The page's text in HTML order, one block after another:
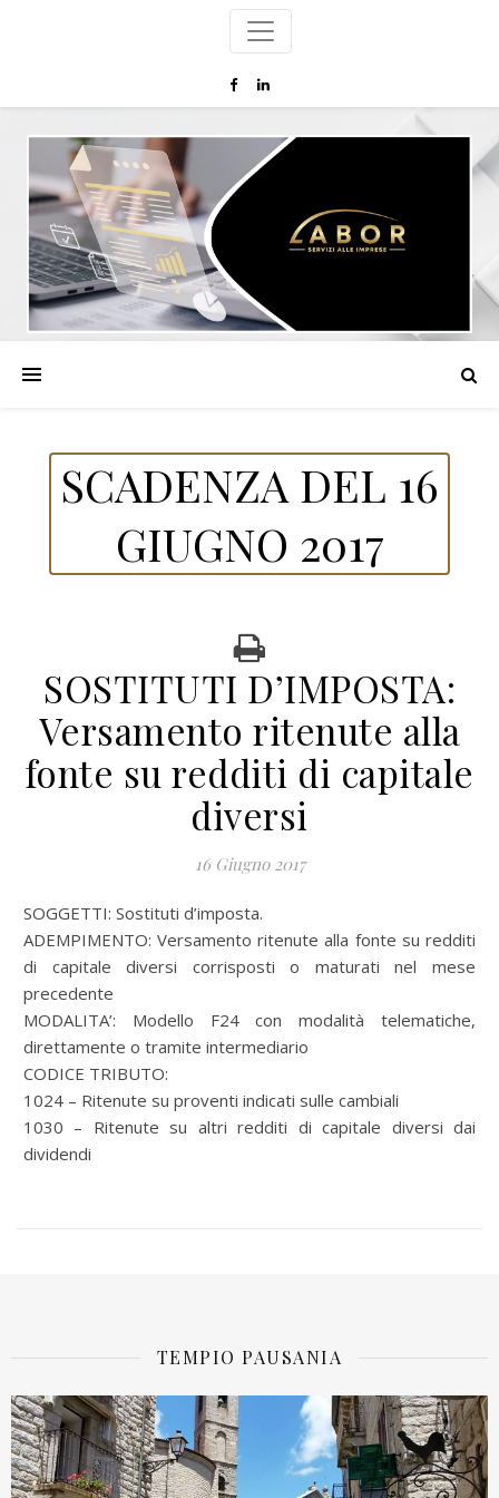
SCADENZA DEL 16
GIUGNO 2017
SOSTITUTI D’IMPOSTA:
Versamento ritenute alla
fonte su redditi di capitale
diversi
16 Giugno 2017
SOGGETTI: Sostituti d’imposta.
ADEMPIMENTO: Versamento ritenute alla fonte su redditi
di capitale diversi corrisposti o maturati nel mese
precedente
MODALITA’: Modello F24 con modalità telematiche,
direttamente o tramite intermediario
CODICE TRIBUTO:
1024 – Ritenute su proventi indicati sulle cambiali
1030 – Ritenute su altri redditi di capitale diversi dai
dividendi
TEMPIO PAUSANIA